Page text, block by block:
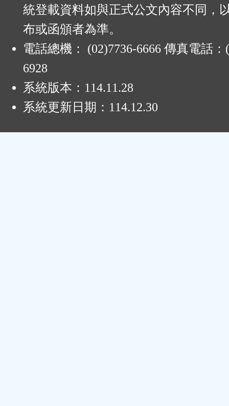
統登載資料如與正式公文內容不同，
布或函頒者為準。
電話總機： (02)7736-6666 傳真電話：
6928
系統版本： 114.11.28
系統更新日期： 114.12.30